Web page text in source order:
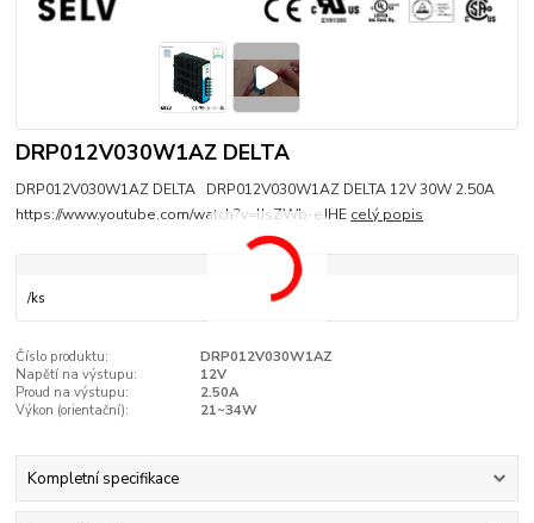
DRP012V030W1AZ DELTA
DRP012V030W1AZ DELTA DRP012V030W1AZ DELTA 12V 30W 2.50A
https://www.youtube.com/watch?v=IJsZWb-eJHE celý popis
/ks
Číslo produktu:
DRP012V030W1AZ
Napětí na výstupu:
12V
Proud na výstupu:
2.50A
Výkon (orientační):
21~34W
Kompletní specifikace